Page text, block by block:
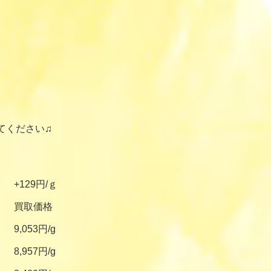
ください♫
+129円/ｇ
買取価格
9,053円/g
8,957円/g